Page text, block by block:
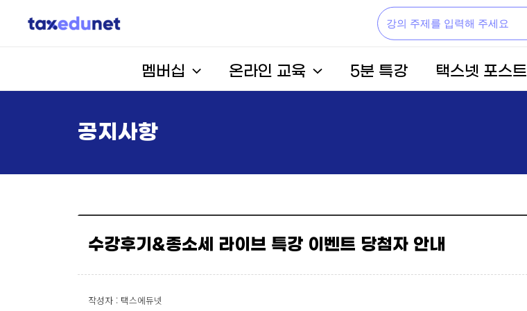
멤버십 온라인 교육 5분 특강 택스넷 포스트
공지사항
수강후기&종소세 라이브 특강 이벤트 당첨자 안내
작성자 : 택스에듀넷